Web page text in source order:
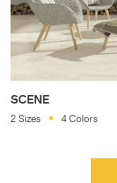
SCENE
2 Sizes 4 Colors